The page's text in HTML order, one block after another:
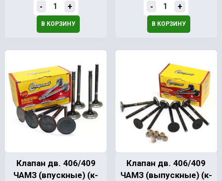
- +
В КОРЗИНУ
- +
В КОРЗИНУ
Клапан дв. 406/409
ЧАМЗ (впускные) (к-
Клапан дв. 406/409
ЧАМЗ (выпускные) (к-